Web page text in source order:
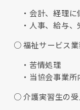
会計、経理
人事、給与
福祉サービス
苦情処理
当協会事業
介護実習生の